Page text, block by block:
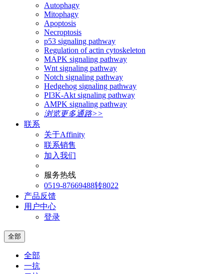
Autophagy
Mitophagy
Apoptosis
Necroptosis
p53 signaling pathway
Regulation of actin cytoskeleton
MAPK signaling pathway
Wnt signaling pathway
Notch signaling pathway
Hedgehog signaling pathway
PI3K-Akt signaling pathway
AMPK signaling pathway
浏览更多通路>>
联系
关于Affinity
联系销售
加入我们
服务热线
0519-87669488转8022
产品反馈
用户中心
登录
全部
全部
一抗